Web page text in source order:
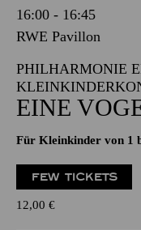
16:00 - 16:45
RWE Pavillon
PHILHARMONIE
EINE
Für Kleinkinder von 1
FEW TICKETS
12,00 €